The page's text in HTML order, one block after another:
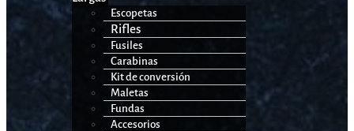
Escopetas
Rifles
Fusiles
Carabinas
Kit de conversión
Maletas
Fundas
Accesorios